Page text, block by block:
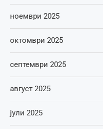
ноември 2025
октомври 2025
септември 2025
август 2025
јули 2025